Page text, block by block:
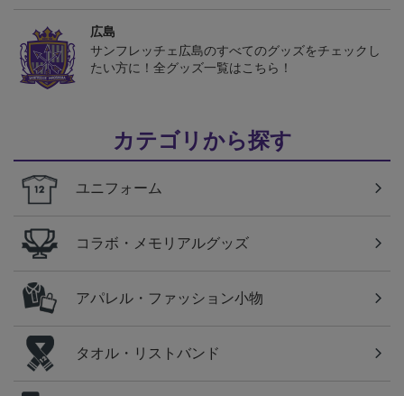
広島
サンフレッチェ広島のすべてのグッズをチェックし
たい方に！全グッズ一覧はこちら！
カテゴリから探す
ユニフォーム
コラボ・メモリアルグッズ
アパレル・ファッション小物
タオル・リストバンド